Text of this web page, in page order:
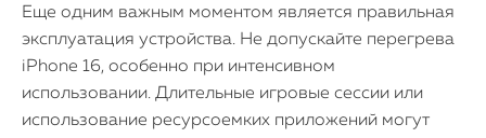
Еще одним важным моментом является правильная
эксплуатация устройства. Не допускайте перегрева
iPhone 16, особенно при интенсивном
использовании. Длительные игровые сессии или
использование ресурсоемких приложений могут